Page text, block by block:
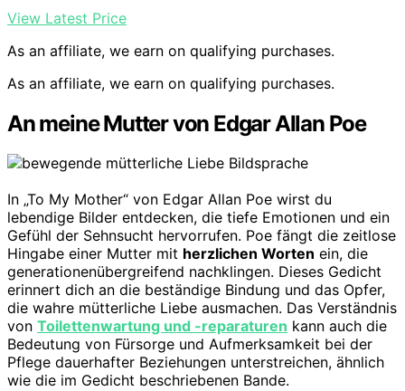
View Latest Price
As an affiliate, we earn on qualifying purchases.
As an affiliate, we earn on qualifying purchases.
An meine Mutter von Edgar Allan Poe
In „To My Mother“ von Edgar Allan Poe wirst du
lebendige Bilder entdecken, die tiefe Emotionen und ein
Gefühl der Sehnsucht hervorrufen. Poe fängt die zeitlose
Hingabe einer Mutter mit herzlichen Worten ein, die
generationenübergreifend nachklingen. Dieses Gedicht
erinnert dich an die beständige Bindung und das Opfer,
die wahre mütterliche Liebe ausmachen. Das Verständnis
von Toilettenwartung und -reparaturen kann auch die
Bedeutung von Fürsorge und Aufmerksamkeit bei der
Pflege dauerhafter Beziehungen unterstreichen, ähnlich
wie die im Gedicht beschriebenen Bande.